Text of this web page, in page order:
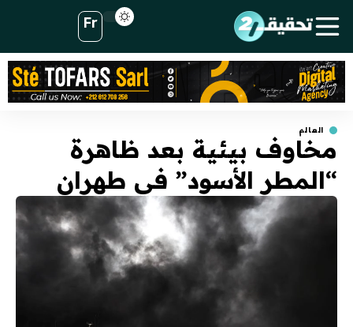
Fr
العالم
مخاوف بيئية بعد ظاهرة
“المطر الأسود” في طهران